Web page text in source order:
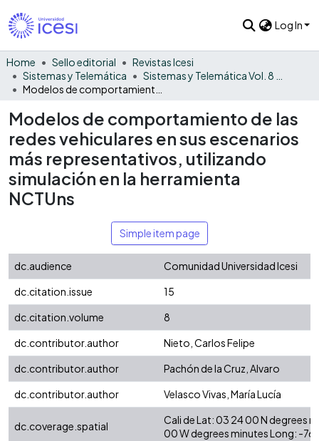
Log In
Home Sello editorial
Revistas Icesi
Sistemas y Telemática
Modelos de comportamiento de las
redes vehiculares en sus escenarios
más representativos, utilizando
simulación en la herramienta
NCTUns
Simple item page
dc.audience
Comunidad Universidad Icesi
dc.citation.issue
15
dc.citation.volume
8
dc.contributor.author
Nieto, Carlos Felipe
dc.contributor.author
Pachón de la Cruz, Alvaro
dc.contributor.author
Velasco Vivas, María Lucía
dc.coverage.spatial
Cali de Lat: 03 24 00 N degrees
00 W degrees minutes Long: -